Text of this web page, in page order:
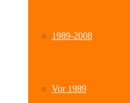
1989-2008
Vor 1989